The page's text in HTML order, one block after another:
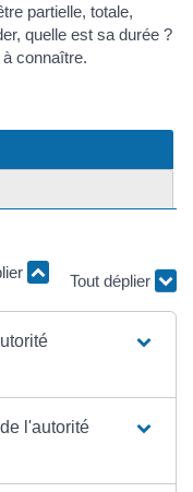
partielle, totale,
quelle est sa durée ?
connaître.
Tout déplier
l'autorité